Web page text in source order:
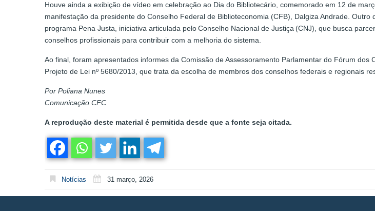
Houve ainda a exibição de vídeo em celebração ao Dia do Bibliotecário, comemorado em 12 de
manifestação da presidente do Conselho Federal de Biblioteconomia (CFB), Dalgiza Andrade. Outro
programa Pena Justa, iniciativa articulada pelo Conselho Nacional de Justiça (CNJ), que busca
conselhos profissionais para contribuir com a melhoria do sistema.
Ao final, foram apresentados informes da Comissão de Assessoramento Parlamentar do Fórum
Projeto de Lei nº 5680/2013, que trata da escolha de membros dos conselhos federais e regionais
Por Poliana Nunes
Comunicação CFC
A reprodução deste material é permitida desde que a fonte seja citada.
Notícias 31 março, 2026